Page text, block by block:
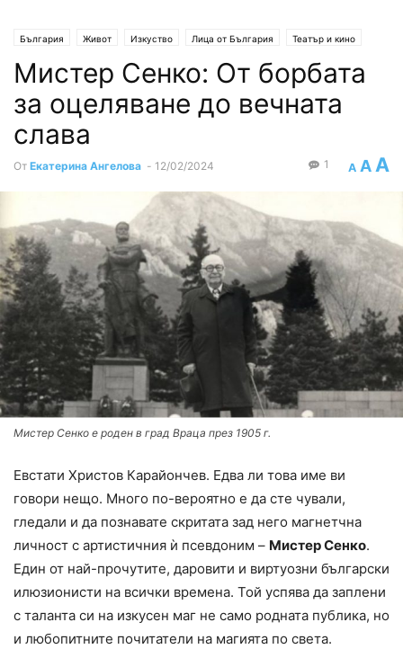
България Живот Изкуство Лица от България Театър и кино
Мистер Сенко: От борбата
за оцеляване до вечната
слава
От Екатерина Ангелова - 12/02/2024 A A A
1
Мистер Сенко е роден в град Враца през 1905 г.
Евстати Христов Карайончев. Едва ли това име ви
говори нещо. Много по-вероятно е да сте чували,
гледали и да познавате скритата зад него магнетчна
личност с артистичния ѝ псевдоним – Мистер Сенко.
Един от най-прочутите, даровити и виртуозни български
илюзионисти на всички времена. Той успява да заплени
с таланта си на изкусен маг не само родната публика, но
и любопитните почитатели на магията по света.